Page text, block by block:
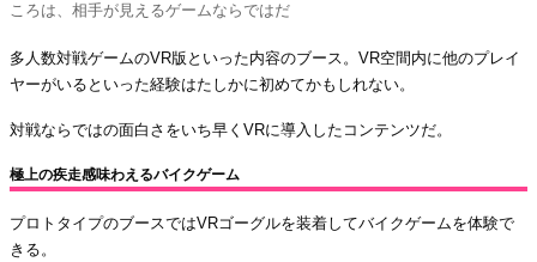
ころは、相手が見えるゲームならではだ
多人数対戦ゲームのVR版といった内容のブース。VR空間内に他のプレイ
ヤーがいるといった経験はたしかに初めてかもしれない。
対戦ならではの面白さをいち早くVRに導入したコンテンツだ。
極上の疾走感味わえるバイクゲーム
プロトタイプのブースではVRゴーグルを装着してバイクゲームを体験で
きる。